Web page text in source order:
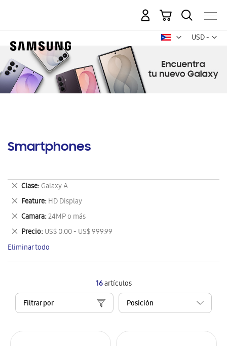
USD -
dólar
Mi carrito
Smartphones
16artículos
Filtrar por
Clase Galaxy A
Eliminar
este
artículo
Feature HD Display
Eliminar
este
artículo
Camara 24MP o más
Eliminar
este
artículo
Precio US$ 0.00 - US$ 999.99
Eliminar
este
artículo
Eliminar todo